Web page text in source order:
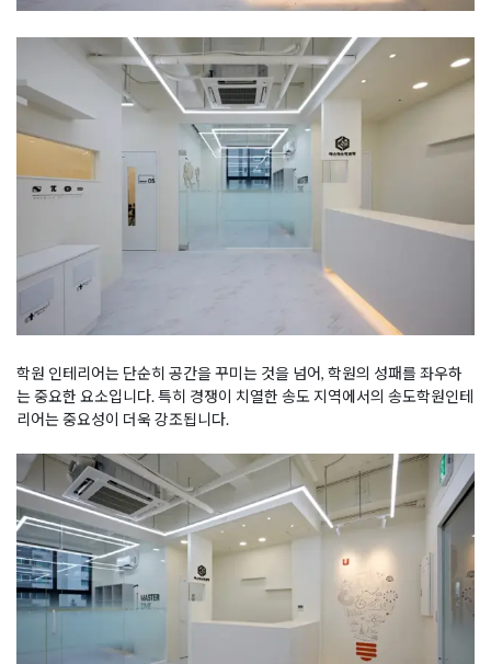
학원 인테리어는 단순히 공간을 꾸미는 것을 넘어, 학원의 성패를 좌우하
는 중요한 요소입니다. 특히 경쟁이 치열한 송도 지역에서의 송도학원인테
리어는 중요성이 더욱 강조됩니다.